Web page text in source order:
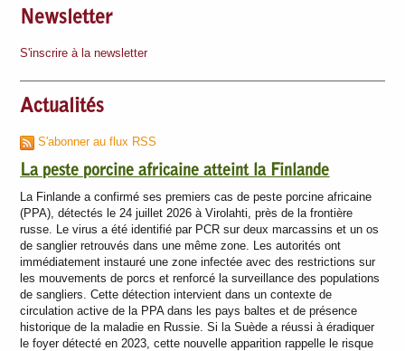
Newsletter
S'inscrire à la newsletter
Actualités
S'abonner au flux RSS
La peste porcine africaine atteint la Finlande
La Finlande a confirmé ses premiers cas de peste porcine africaine
(PPA), détectés le 24 juillet 2026 à Virolahti, près de la frontière
russe. Le virus a été identifié par PCR sur deux marcassins et un os
de sanglier retrouvés dans une même zone. Les autorités ont
immédiatement instauré une zone infectée avec des restrictions sur
les mouvements de porcs et renforcé la surveillance des populations
de sangliers. Cette détection intervient dans un contexte de
circulation active de la PPA dans les pays baltes et de présence
historique de la maladie en Russie. Si la Suède a réussi à éradiquer
le foyer détecté en 2023, cette nouvelle apparition rappelle le risque